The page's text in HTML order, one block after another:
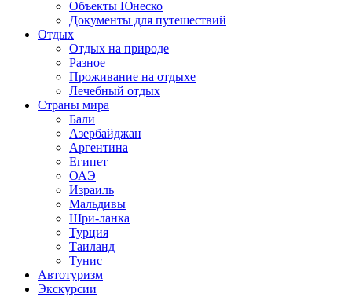
Объекты Юнеско
Документы для путешествий
Отдых
Отдых на природе
Разное
Проживание на отдыхе
Лечебный отдых
Страны мира
Бали
Азербайджан
Аргентина
Египет
ОАЭ
Израиль
Мальдивы
Шри-ланка
Турция
Таиланд
Тунис
Автотуризм
Экскурсии